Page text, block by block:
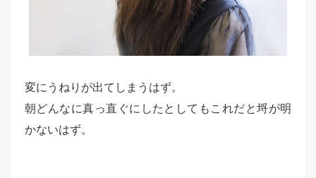
変にうねりが出てしまうはず。
朝どんなに真っ直ぐにしたとしてもこれだと埒が明
かないはず。